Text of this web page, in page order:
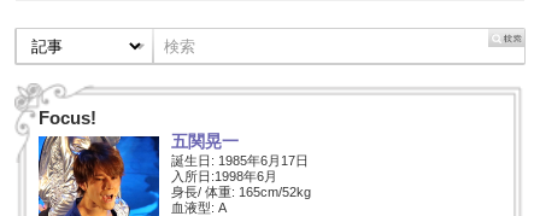
Focus!
五関晃一
誕生日: 1985年6月17日
入所日:1998年6月
身長/ 体重: 165cm/52kg
血液型: A